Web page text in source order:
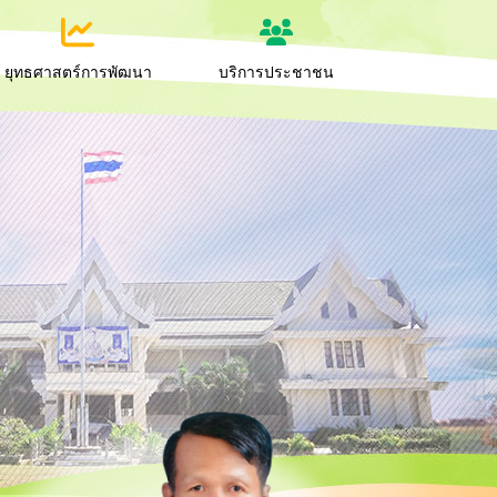
ยุทธศาสตร์การพัฒนา บริการประชาชน